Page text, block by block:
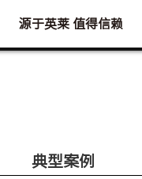
您想要
源于英莱 值得信赖
典型案例